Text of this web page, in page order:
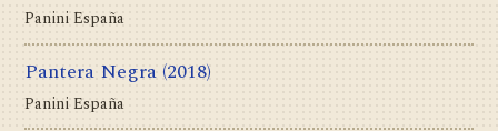
Panini España
Pantera Negra (2018)
Panini España